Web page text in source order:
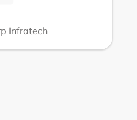
Infratech